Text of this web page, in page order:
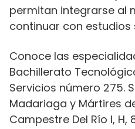
permitan integrarse al
continuar con estudios
Conoce las
Bachillerato
Servicios número 275.
Madariaga y Mártires
Campestre Del Río I, H,